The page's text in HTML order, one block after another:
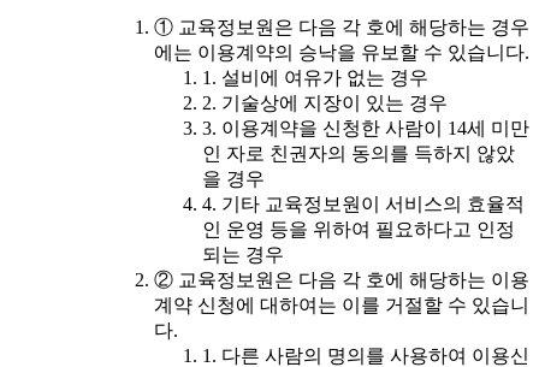
① 교육정보원은 다음 각 호에 해당하는 경우
에는 이용계약의 승낙을 유보할 수 있습니다.
1. 설비에 여유가 없는 경우
2. 기술상에 지장이 있는 경우
3. 이용계약을 신청한 사람이 14세 미만
인 자로 친권자의 동의를 득하지 않았
을 경우
4. 기타 교육정보원이 서비스의 효율적
인 운영 등을 위하여 필요하다고 인정
되는 경우
② 교육정보원은 다음 각 호에 해당하는 이용
계약 신청에 대하여는 이를 거절할 수 있습니
다.
1. 다른 사람의 명의를 사용하여 이용신